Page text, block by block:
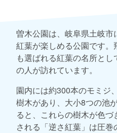
曽木公園は、岐阜県土岐
紅葉が楽しめる公園です
も選ばれる紅葉の名所とし
の人が訪れています。
園内には約300本のモミジ
樹木があり、大小8つの池
ると、これらの樹木が色
される「逆さ紅葉」は圧巻